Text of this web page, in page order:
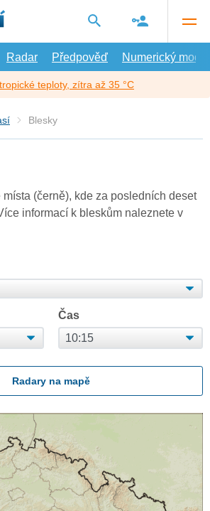
Radar Předpověď Numerický model
teploty, zítra až 35 °C
Blesky
(černě), kde za posledních deset
informací k bleskům naleznete v
Čas
Radary na mapě